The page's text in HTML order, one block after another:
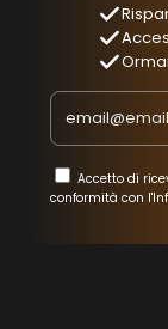
Accetto di
conformità con